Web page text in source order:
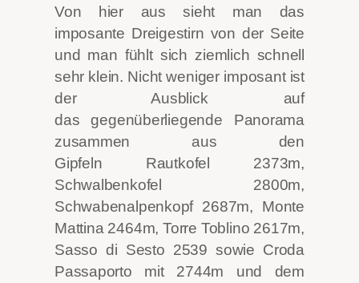
Von hier aus sieht man das
imposante Dreigestirn von der Seite
und man fühlt sich ziemlich schnell
sehr klein. Nicht weniger imposant ist
der Ausblick auf
das gegenüberliegende Panorama
zusammen aus den
Gipfeln Rautkofel 2373m,
Schwalbenkofel 2800m,
Schwabenalpenkopf 2687m, Monte
Mattina 2464m, Torre Toblino 2617m,
Sasso di Sesto 2539 sowie Croda
Passaporto mit 2744m und dem